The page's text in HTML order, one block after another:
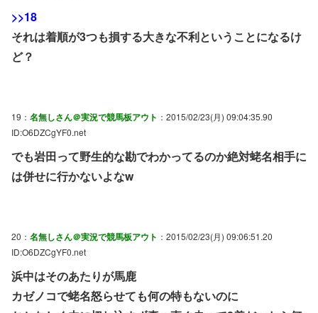
>>18
それは着順が3つも損する大きな不利ということになるけ
ど？
19： 名無しさん＠実況で競馬板アウト ：2015/02/23(月) 09:04:35.90
ID:O6DZCgYF0.net
でも岩田って野生的な勘でわかってるのか絶対蛯名相手に
は併せに行かないよなw
20： 名無しさん＠実況で競馬板アウト ：2015/02/23(月) 09:06:51.20
ID:O6DZCgYF0.net
浜中はそのあたりが馬鹿
カゼノコで蛯名怒らせても何の特もないのに